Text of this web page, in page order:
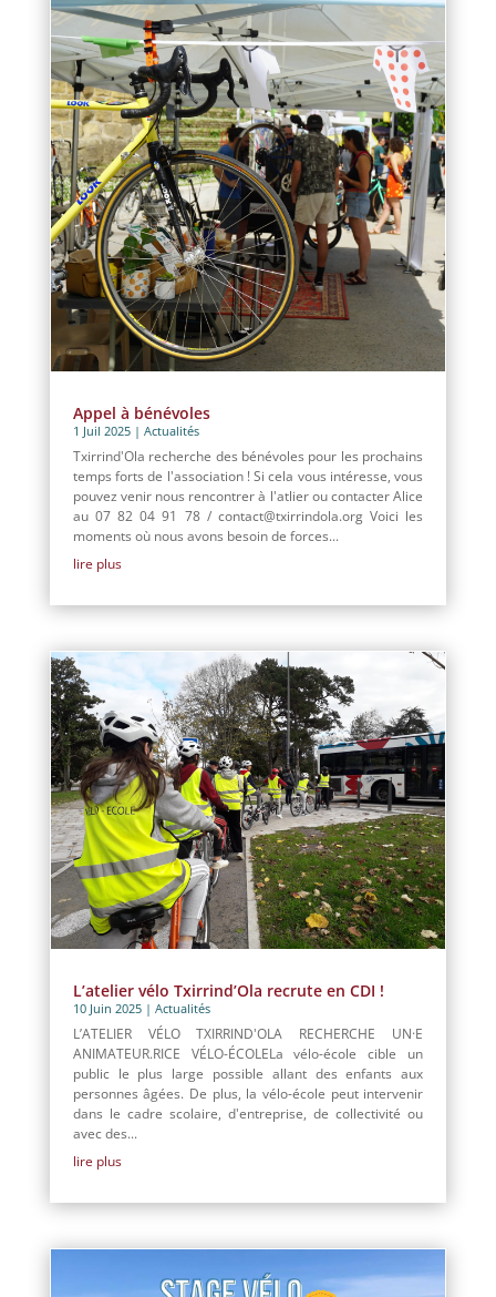
Appel à bénévoles
1 Juil 2025| Actualités
Txirrind'Ola recherche des bénévoles pour les prochains
temps forts de l'association ! Si cela vous intéresse, vous
pouvez venir nous rencontrer à l'atlier ou contacter Alice
au 07 82 04 91 78 / contact@txirrindola.org Voici les
moments où nous avons besoin de forces...
lire plus
L’atelier vélo Txirrind’Ola recrute en CDI !
10 Juin 2025| Actualités
L’ATELIER VÉLO TXIRRIND'OLA RECHERCHE UN·E
ANIMATEUR.RICE VÉLO-ÉCOLELa vélo-école cible un
public le plus large possible allant des enfants aux
personnes âgées. De plus, la vélo-école peut intervenir
dans le cadre scolaire, d'entreprise, de collectivité ou
avec des...
lire plus